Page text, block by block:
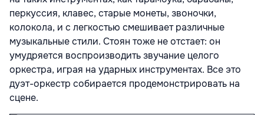
перкуссия, клавес, старые монеты, звоночки,
колокола, и с легкостью смешивает различные
музыкальные стили. Стоян тоже не отстает: он
умудряется воспроизводить звучание целого
оркестра, играя на ударных инструментах. Все это
дуэт-оркестр собирается продемонстрировать на
сцене.